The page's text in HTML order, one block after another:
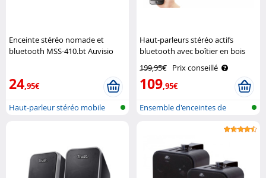
Enceinte stéréo nomade et
bluetooth MSS-410.bt Auvisio
24,95€
Haut-parleur stéréo mobile
Haut-parleurs stéréo actifs
bluetooth avec boîtier en bois
199,95€ Prix conseillé
109,95€
Ensemble d'enceintes de